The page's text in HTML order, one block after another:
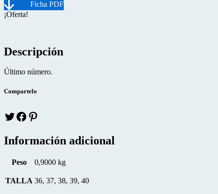
NEGRA
cantidad
¡Oferta!
Descripción
Último número.
Compartelo
Twitterfacebook
Información adicional
Peso 0,9000 kg
TALLA 36, 37, 38, 39, 40